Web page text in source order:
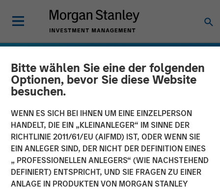
Bitte wählen Sie eine der folgenden
Optionen, bevor Sie diese Website
besuchen.
WENN ES SICH BEI IHNEN UM EINE EINZELPERSON
HANDELT, DIE EIN „KLEINANLEGER“ IM SINNE DER
RICHTLINIE 2011/61/EU (AIFMD) IST, ODER WENN SIE
EIN ANLEGER SIND, DER NICHT DER DEFINITION EINES
„ PROFESSIONELLEN ANLEGERS“ (WIE NACHSTEHEND
DEFINIERT) ENTSPRICHT, UND SIE FRAGEN ZU EINER
ANLAGE IN PRODUKTEN VON MORGAN STANLEY
INSIGHTS